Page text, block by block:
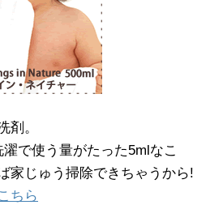
剤。
で使う量がたった5mlなこ
家じゅう掃除できちゃうから!
ちら